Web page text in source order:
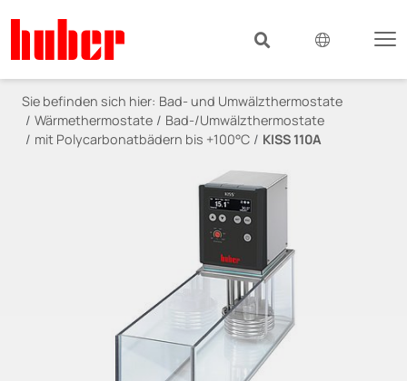
Sie befinden sich hier: Bad- und Umwälzthermostate
Wärmethermostate
Bad-/Umwälzthermostate
mit Polycarbonatbädern bis +100°C
KISS 110A